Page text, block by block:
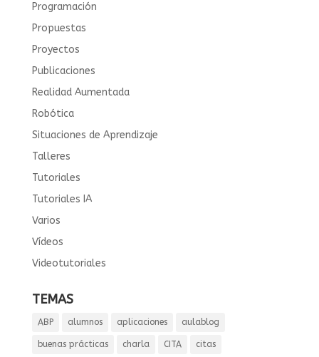
Programación
Propuestas
Proyectos
Publicaciones
Realidad Aumentada
Robótica
Situaciones de Aprendizaje
Talleres
Tutoriales
Tutoriales IA
Varios
Vídeos
Videotutoriales
TEMAS
ABP alumnos aplicaciones aulablog
buenas prácticas charla CITA citas